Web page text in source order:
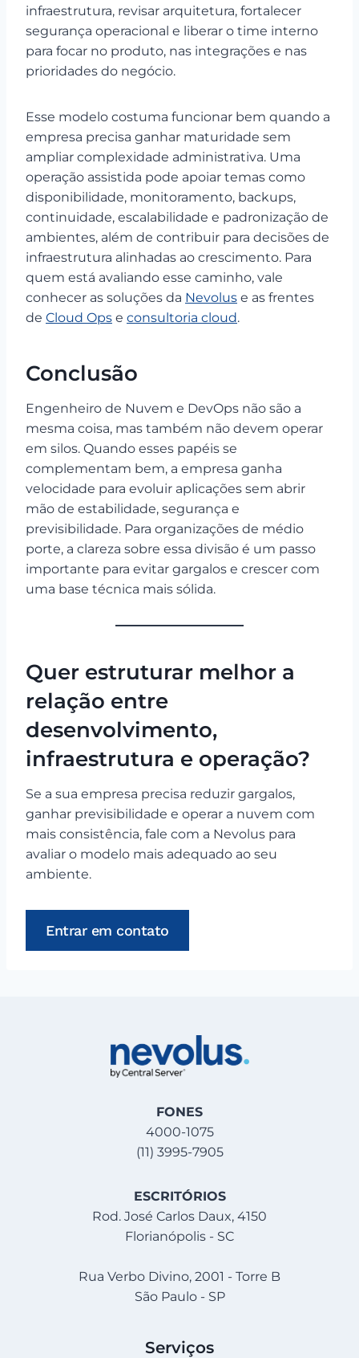
infraestrutura, revisar arquitetura, fortalecer
segurança operacional e liberar o time interno
para focar no produto, nas integrações e nas
prioridades do negócio.
Esse modelo costuma funcionar bem quando a
empresa precisa ganhar maturidade sem
ampliar complexidade administrativa. Uma
operação assistida pode apoiar temas como
disponibilidade, monitoramento, backups,
continuidade, escalabilidade e padronização de
ambientes, além de contribuir para decisões de
infraestrutura alinhadas ao crescimento. Para
quem está avaliando esse caminho, vale
conhecer as soluções da Nevolus e as frentes
de Cloud Ops e consultoria cloud.
Conclusão
Engenheiro de Nuvem e DevOps não são a
mesma coisa, mas também não devem operar
em silos. Quando esses papéis se
complementam bem, a empresa ganha
velocidade para evoluir aplicações sem abrir
mão de estabilidade, segurança e
previsibilidade. Para organizações de médio
porte, a clareza sobre essa divisão é um passo
importante para evitar gargalos e crescer com
uma base técnica mais sólida.
Quer estruturar melhor a
relação entre
desenvolvimento,
infraestrutura e operação?
Se a sua empresa precisa reduzir gargalos,
ganhar previsibilidade e operar a nuvem com
mais consistência, fale com a Nevolus para
avaliar o modelo mais adequado ao seu
ambiente.
Entrar em contato
FONES
4000-1075
(11) 3995-7905
ESCRITÓRIOS
Rod. José Carlos Daux, 4150
Florianópolis - SC
Rua Verbo Divino, 2001 - Torre B
São Paulo - SP
Serviços